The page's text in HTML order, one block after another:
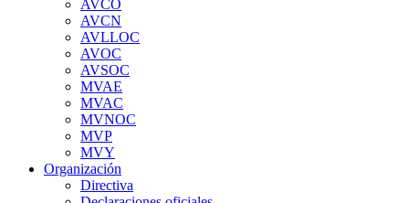
AVCO
AVCN
AVLLOC
AVOC
AVSOC
MVAE
MVAC
MVNOC
MVP
MVY
Organización
Directiva